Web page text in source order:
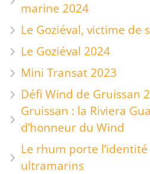
marine 2024
Le Goziéval, victime de
Le Goziéval 2024
Mini Transat 2023
Défi Wind de Gruissan
Gruissan : la Riviera
d’honneur du Wind
Le rhum porte
ultramarins